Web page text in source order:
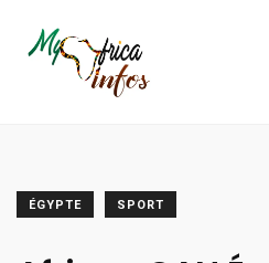
ÉGYPTE SPORT